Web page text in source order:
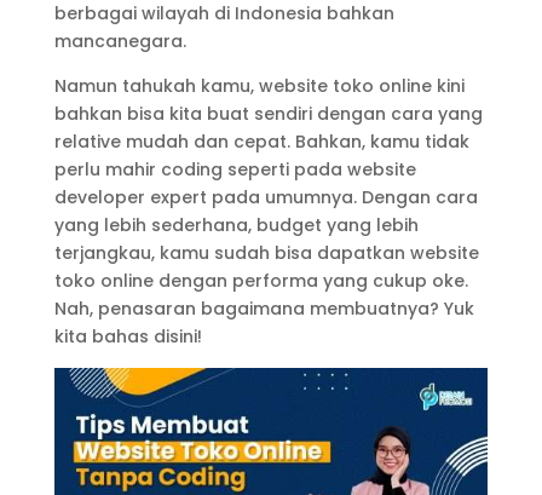
berbagai wilayah di Indonesia bahkan
mancanegara.
Namun tahukah kamu, website toko online kini
bahkan bisa kita buat sendiri dengan cara yang
relative mudah dan cepat. Bahkan, kamu tidak
perlu mahir coding seperti pada website
developer expert pada umumnya. Dengan cara
yang lebih sederhana, budget yang lebih
terjangkau, kamu sudah bisa dapatkan website
toko online dengan performa yang cukup oke.
Nah, penasaran bagaimana membuatnya? Yuk
kita bahas disini!